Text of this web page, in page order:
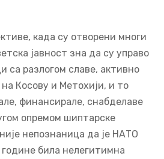
када су отворени многи
јавност зна да су управо
са разлогом славе, активно
Косову и Метохији, и то
финансирале, снабделаве
опремом шиптарске
непознаница да је НАТО
била нелегитимна